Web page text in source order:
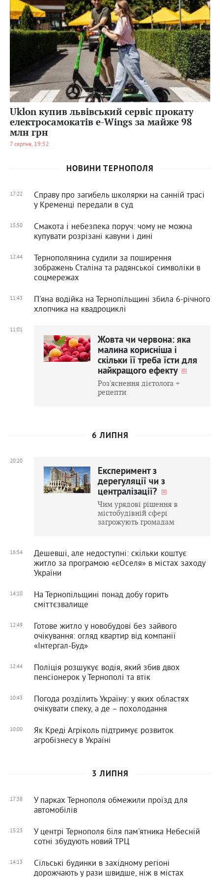
Uklon купив львівський сервіс прокату
електросамокатів e-Wings за майже 98
млн грн
7 серпня, 19:52
НОВИНИ ТЕРНОПОЛЯ
17:22
Справу про загибель школярки на санній трасі
у Кременці передали в суд
15:50
Смакота і небезпека поруч: чому не можна
купувати розрізані кавуни і дині
12:44
Тернополянина судили за поширення
зображень Сталіна та радянської символіки в
соцмережах
11:43
П'яна водійка на Тернопільщині збила 6-річного
хлопчика на квадроциклі
11:01
Жовта чи червона: яка
малина корисніша і
скільки її треба їсти для
найкращого ефекту
Роз'яснення дієтолога +
рецепти
6 ЛИПНЯ
20:20
Експеримент з
дерегуляції чи з
централізації?
Чим урядові рішення в
містобудівній сфері
загрожують громадам
16:54
Дешевші, але недоступні: скільки коштує
житло за програмою «єОселя» в містах заходу
України
14:10
На Тернопільщині понад добу горить
сміттєзвалище
12:49
Готове житло у новобудові без зайвого
очікування: огляд квартир від компанії
«Інтергал-Буд»
12:44
Поліція розшукує водія, який збив двох
пенсіонерок у Тернополі та втік
10:43
Погода розділить Україну: у яких областях
очікувати спеку, а де – похолодання
10:00
Як Креді Агріколь підтримує розвиток
агробізнесу в Україні
3 ЛИПНЯ
17:38
У парках Тернополя обмежили проїзд для
автомобілів
15:23
У центрі Тернополя біля пам'ятника Небесній
сотні збудують новий ТРЦ
14:13
Сільські будинки в західному регіоні
дорожчають у рази швидше, ніж в містах